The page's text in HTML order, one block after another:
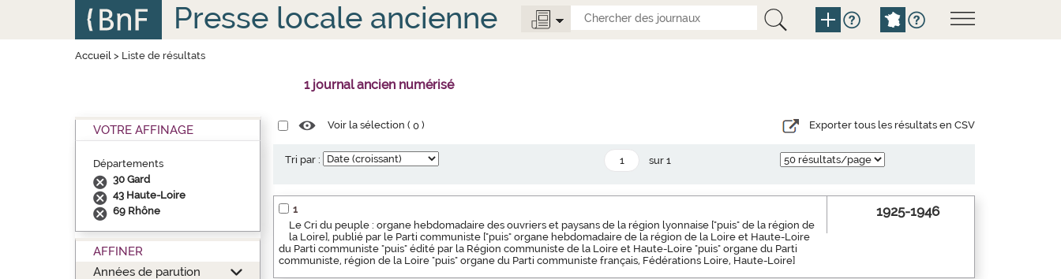
Presse locale ancienne
Accueil> Liste de résultats
1 journal ancien numérisé
VOTRE AFFINAGE
Départements
30 Gard
43 Haute-Loire
69 Rhône
AFFINER
Années de parution
Voir la sélection (0 ) Exporter tous les résultats en CSV
Tri par : sur 1
1
Le Cri du peuple : organe hebdomadaire des ouvriers et paysans de la région lyonnaise ["puis" de la région de
la Loire], publié par le Parti communiste ["puis" organe hebdomadaire de la région de la Loire et Haute-Loire
du Parti communiste "puis" édité par la Région communiste de la Loire et Haute-Loire "puis" organe du Parti
communiste, région de la Loire "puis" organe du Parti communiste français, Fédérations Loire, Haute-Loire]
1925-1946
Panneau de gestion des cookies